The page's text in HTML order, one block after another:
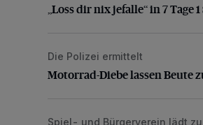
„Loss dir nix jefalle“ in 7 Tage 1
Motorrad-Diebe lassen Beute
Die Polizei ermittelt
Motorrad-Diebe lassen Beute
Spiel- und Bürgerverein lädt